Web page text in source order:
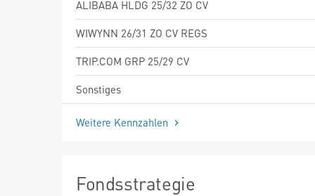
ALIBABA HLDG 25/32 ZO CV
WIWYNN 26/31 ZO CV REGS
TRIP.COM GRP 25/29 CV
Sonstiges
Weitere Kennzahlen
Fondsstrategie